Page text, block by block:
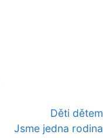
Děti dětem
Jsme jedna rodina